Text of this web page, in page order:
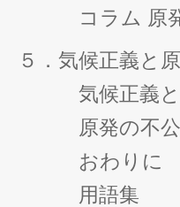
コラム 原発
５．気候正義と
気候正義と
原発の不公
おわりに
用語集